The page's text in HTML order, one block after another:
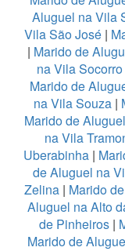
Aluguel na Vila
Vila São José|
| Marido de
na Vila Socorro
Marido de
na Vila Souza|
Marido de
na Vila
Uberabinha |
de Aluguel na
Zelina | Marido
Aluguel na Alto
de Pinheiros|
Marido de